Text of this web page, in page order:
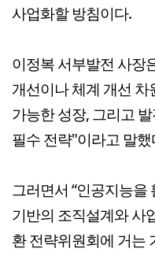
사업화할 방침이다.
이정복 서부발전 사장
개선이나 체계 개선
가능한 성장, 그리고
필수 전략"이라고 말했
그러면서 “인공지능
기반의 조직설계와 사
환 전략위원회에 거는